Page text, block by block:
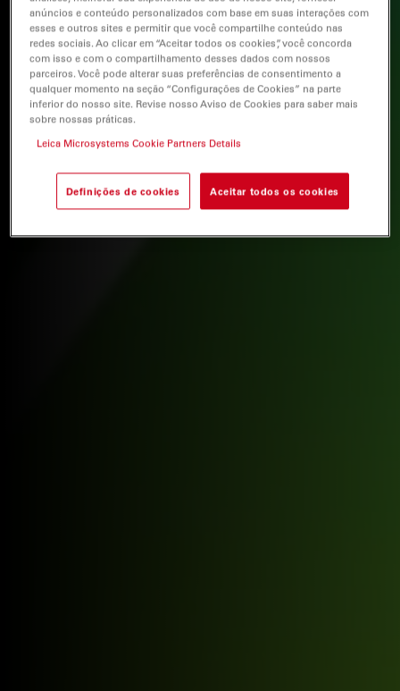
anúncios e conteúdo personalizados com base em suas interações com
esses e outros sites e permitir que você compartilhe conteúdo nas
redes sociais. Ao clicar em “Aceitar todos os cookies”, você concorda
com isso e com o compartilhamento desses dados com nossos
parceiros. Você pode alterar suas preferências de consentimento a
qualquer momento na seção “Configurações de Cookies” na parte
inferior do nosso site. Revise nosso Aviso de Cookies para saber mais
sobre nossas práticas.
Leica Microsystems Cookie Partners Details
Definições de cookies Aceitar todos os cookies